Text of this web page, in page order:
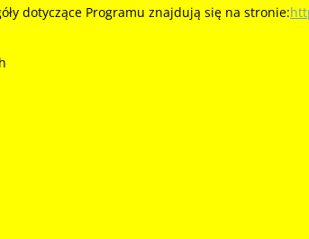
dotyczące Programu znajdują się na stronie: